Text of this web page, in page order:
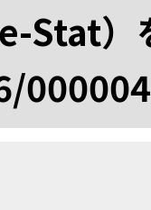
Stat）